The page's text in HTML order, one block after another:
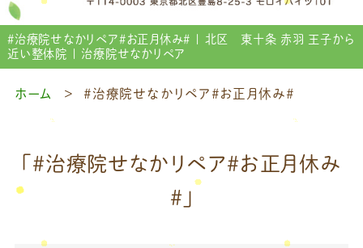
＃治療院せなかリペア＃お正月休み＃ | 北区 東十条 赤羽 王子から
近い整体院 | 治療院せなかリペア
ホーム ＃治療院せなかリペア＃お正月休み＃
「＃治療院せなかリペア＃お正月休み
＃」